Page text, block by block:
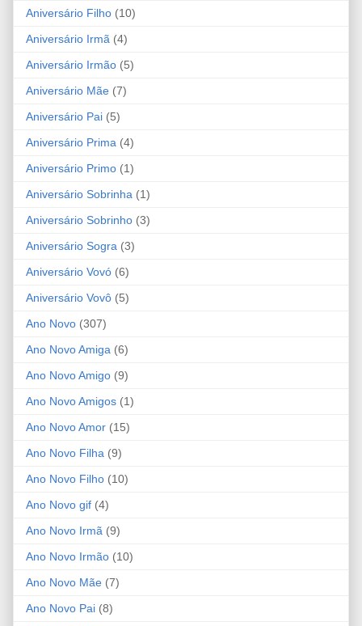
Aniversário Filho (10)
Aniversário Irmã (4)
Aniversário Irmão (5)
Aniversário Mãe (7)
Aniversário Pai (5)
Aniversário Prima (4)
Aniversário Primo (1)
Aniversário Sobrinha (1)
Aniversário Sobrinho (3)
Aniversário Sogra (3)
Aniversário Vovó (6)
Aniversário Vovô (5)
Ano Novo (307)
Ano Novo Amiga (6)
Ano Novo Amigo (9)
Ano Novo Amigos (1)
Ano Novo Amor (15)
Ano Novo Filha (9)
Ano Novo Filho (10)
Ano Novo gif (4)
Ano Novo Irmã (9)
Ano Novo Irmão (10)
Ano Novo Mãe (7)
Ano Novo Pai (8)